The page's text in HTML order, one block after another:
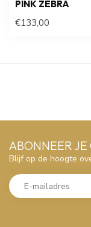
PINK ZEBRA
€133,00
ABONNEER
Blijf op de hoogte